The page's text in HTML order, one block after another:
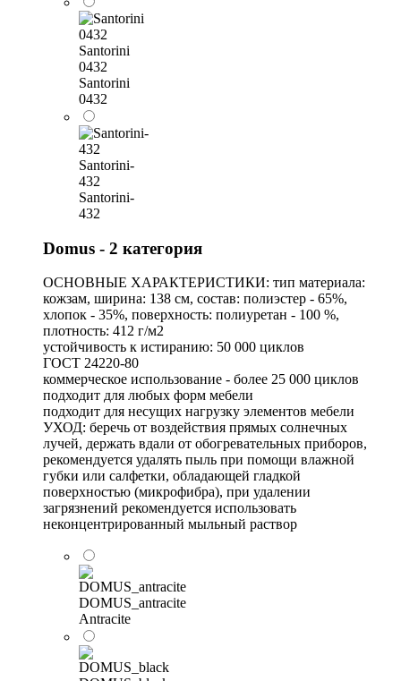
Santorini
0432
Santorini
0432
Santorini-
432
Santorini-
432
Domus - 2 категория
ОСНОВНЫЕ ХАРАКТЕРИСТИКИ: тип материала:
кожзам, ширина: 138 см, состав: полиэстер - 65%,
хлопок - 35%, поверхность: полиуретан - 100 %,
плотность: 412 г/м2
устойчивость к истиранию: 50 000 циклов
ГОСТ 24220-80
коммерческое использование - более 25 000 циклов
подходит для любых форм мебели
подходит для несущих нагрузку элементов мебели
УХОД: беречь от воздействия прямых солнечных
лучей, держать вдали от обогревательных приборов,
рекомендуется удалять пыль при помощи влажной
губки или салфетки, обладающей гладкой
поверхностью (микрофибра), при удалении
загрязнений рекомендуется использовать
неконцентрированный мыльный раствор
DOMUS_antracite
Antracite